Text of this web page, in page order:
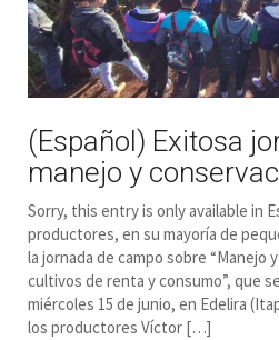
(Español) Exitosa
manejo y
Sorry, this entry is only available in
productores, en su mayoría de
la jornada de campo sobre “Manejo
cultivos de renta y consumo”, que
miércoles 15 de junio, en Edelira
los productores Víctor […]